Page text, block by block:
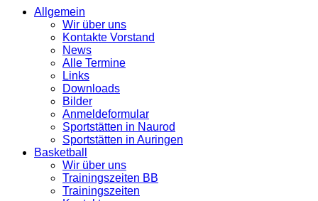
Allgemein
Wir über uns
Kontakte Vorstand
News
Alle Termine
Links
Downloads
Bilder
Anmeldeformular
Sportstätten in Naurod
Sportstätten in Auringen
Basketball
Wir über uns
Trainingszeiten BB
Trainingszeiten